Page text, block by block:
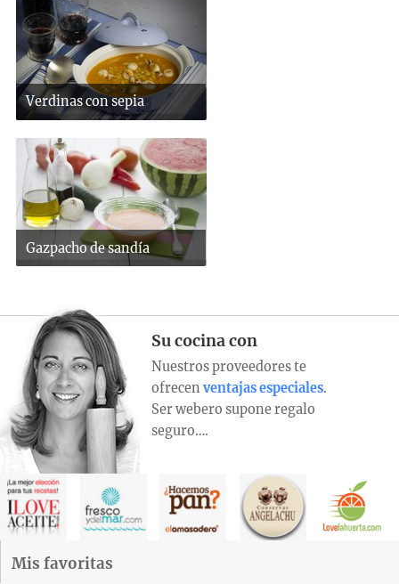
Verdinas con sepia
Gazpacho de sandía
Su cocina con
Nuestros proveedores te
ofrecen ventajas especiales.
Ser webero supone regalo
seguro….
Mis favoritas